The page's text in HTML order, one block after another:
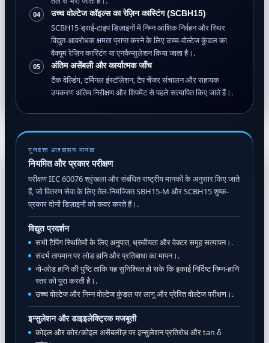
04 उच्च वोल्टेज कॉइल्स का रेज़िन कास्टिंग (SCBH15)
SCBH15 ड्राई-टाइप डिज़ाइनों में निम्न आंशिक निर्वहन और स्थिर
विद्युत-आवरोधक क्षमता प्राप्त करने के लिए उच्च-वोल्टेज कुंडल का
वैक्यूम रेज़िन कास्टिंग या एनकैप्सुलेशन किया जाता है।.
05 अंतिम असेंबली और कार्यात्मक जाँच
टैंक वेल्डिंग, टर्मिनल इंस्टॉलेशन, टैप चेंजर संचालन और सहायक
उपकरण अंतिम निरीक्षण और शिपमेंट से पहले सत्यापित किए जाते हैं।.
गुणवत्ता आश्वासन मानक
नियमित और प्रकार परीक्षण
परीक्षण IEC 60076 श्रृंखला और संबंधित राष्ट्रीय मानकों के अनुसार किए जाते
हैं, जो वितरण सेवा के लिए तेल-निमज्जित SBH15-M और SCBH15 शुष्क-
प्रकार दोनों डिज़ाइनों को कवर करते हैं।.
विद्युत प्रदर्शन
सभी टैपिंग स्थितियों के लिए अनुपात, ध्रुवीयता और वेक्टर समूह सत्यापन।.
संदर्भ तापमान पर लोड हानि और प्रतिबाधा का मापन।.
नो-लोड हानि की पुष्टि ताकि यह सुनिश्चित हो सके कि इकाई निर्दिष्ट निम्न-हानि
स्तर को पूरा करती है।.
उच्च वोल्टेज और निम्न वोल्टेज कुंडल पर लागू और प्रेरित वोल्टेज परीक्षण।.
इन्सुलेशन और डाइइलेक्ट्रिक मजबूती
कोइल और कोर/कोइल असेंबलीज़ पर इन्सुलेशन प्रतिरोध और tan δ